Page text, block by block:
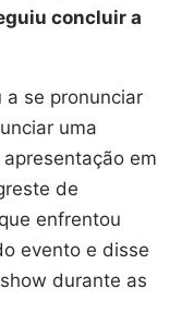
concluir a
a se pronunciar
uma
em
de
enfrentou
evento e disse
durante as